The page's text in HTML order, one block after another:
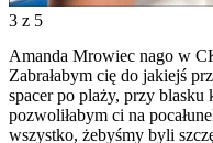
3 z 5
Amanda Mrowiec nago w
Zabrałabym cię do jakiejś
spacer po plaży, przy blasku
pozwoliłabym ci na
wszystko, żebyśmy byli